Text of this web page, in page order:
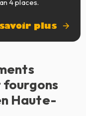
4 places.
plus
fourgons
Haute-